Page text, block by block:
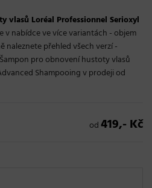
vlasů Loréal Professionnel Serioxyl
v nabídce ve více variantách - objem
naleznete přehled všech verzí -
pro obnovení hustoty vlasů
Shampooing v prodeji od
od419,- Kč